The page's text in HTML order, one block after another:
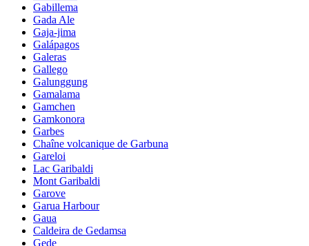
Gabillema
Gada Ale
Gaja-jima
Galápagos
Galeras
Gallego
Galunggung
Gamalama
Gamchen
Gamkonora
Garbes
Chaîne volcanique de Garbuna
Gareloi
Lac Garibaldi
Mont Garibaldi
Garove
Garua Harbour
Gaua
Caldeira de Gedamsa
Gede